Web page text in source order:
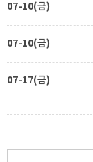
07-10(금)
07-10(금)
07-17(금)